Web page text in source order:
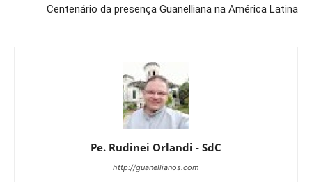
Centenário da presença Guanelliana na América Latina
Pe. Rudinei Orlandi - SdC
http://guanellianos.com